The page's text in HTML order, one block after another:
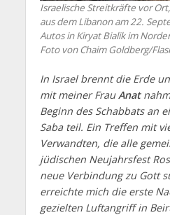
Israelische Streitkräfte vor
aus dem Libanon am 22.
Autos in Kiryat Bialik im
Foto von Chaim Goldberg/
In Israel brennt die Erde
mit meiner FrauAnat
Beginn des Schabbats an
Saba teil. Ein Treffen mit
Verwandten, die alle
jüdischen Neujahrsfest
neue Verbindung zu Gott
erreichte mich die erste
gezielten Luftangriff in